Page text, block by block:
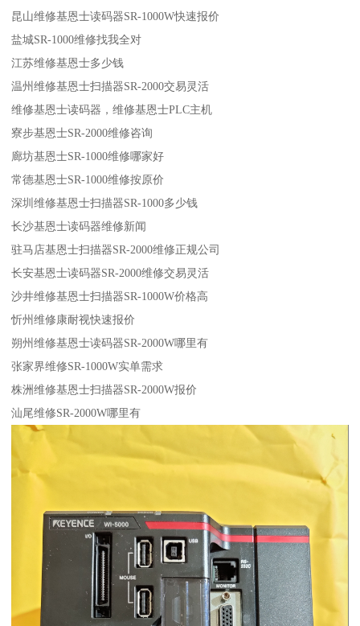
昆山维修基恩士读码器SR-1000W快速报价
盐城SR-1000维修找我全对
江苏维修基恩士多少钱
温州维修基恩士扫描器SR-2000交易灵活
维修基恩士读码器，维修基恩士PLC主机
寮步基恩士SR-2000维修咨询
廊坊基恩士SR-1000维修哪家好
常德基恩士SR-1000维修按原价
深圳维修基恩士扫描器SR-1000多少钱
长沙基恩士读码器维修新闻
驻马店基恩士扫描器SR-2000维修正规公司
长安基恩士读码器SR-2000维修交易灵活
沙井维修基恩士扫描器SR-1000W价格高
忻州维修康耐视快速报价
朔州维修基恩士读码器SR-2000W哪里有
张家界维修SR-1000W实单需求
株洲维修基恩士扫描器SR-2000W报价
汕尾维修SR-2000W哪里有